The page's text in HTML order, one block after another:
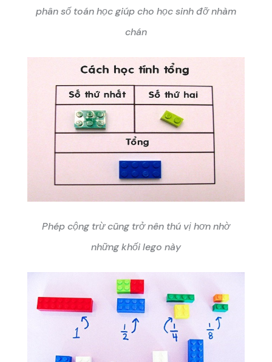
phân số toán học giúp cho học sinh đỡ nhàm
chán
Phép cộng trừ cũng trở nên thú vị hơn nhờ
những khối lego này